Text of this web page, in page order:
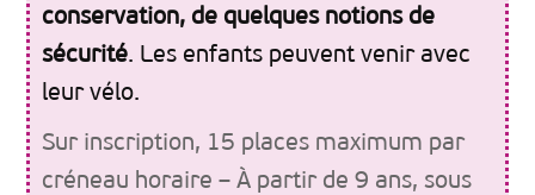
conservation, de quelques notions de
sécurité. Les enfants peuvent venir avec
leur vélo.
Sur inscription, 15 places maximum par
créneau horaire – À partir de 9 ans, sous